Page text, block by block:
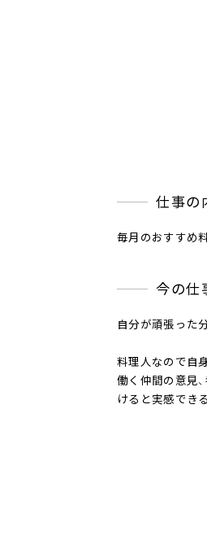
仕事の
毎月のおすすめ
今の仕
自分が頑張った
料理人なので自
働く仲間の意見
けると実感でき